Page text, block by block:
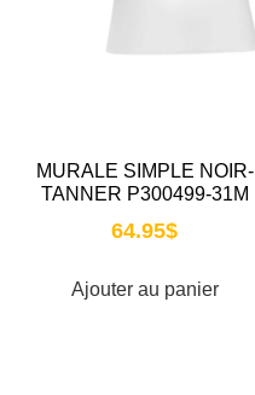
MURALE SIMPLE NOIR-
TANNER P300499-31M
64.95$
Ajouter au panier